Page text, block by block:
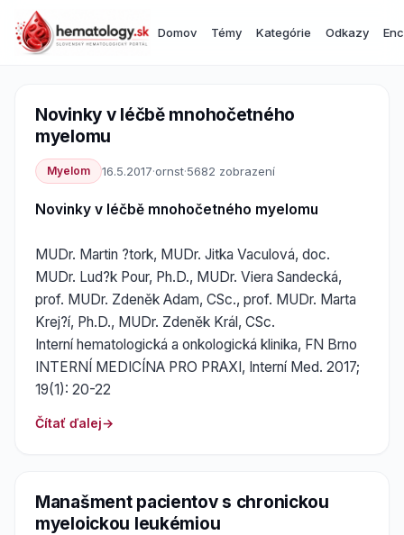
Domov Témy Kategórie Odkazy
Novinky v léčbě mnohočetného
myelomu
Myelom 16.5.2017·ornst·5682 zobrazení
Novinky v léčbě mnohočetného myelomu
MUDr. Martin ?tork, MUDr. Jitka Vaculová, doc.
MUDr. Lud?k Pour, Ph.D., MUDr. Viera Sandecká,
prof. MUDr. Zdeněk Adam, CSc., prof. MUDr. Marta
Krej?í, Ph.D., MUDr. Zdeněk Král, CSc.
Interní hematologická a onkologická klinika, FN Brno
INTERNÍ MEDICÍNA PRO PRAXI, Interní Med. 2017;
19(1): 20-22
Čítať ďalej
Manašment pacientov s chronickou
myeloickou leukémiou